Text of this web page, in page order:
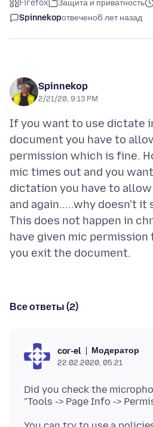
Firefox Защита и приватность
Spinnekopотвечено6 лет назад
Spinnekop
2/21/20, 9:13 PM
If you want to use dictate
document you have to
permission which is fine.
mic times out and you
dictation you have to
and again.....why doesn't it
This does not happen in
have given mic
Все ответы (2)
cor-el Модератор
22.02.2020, 05:21
Did you check the